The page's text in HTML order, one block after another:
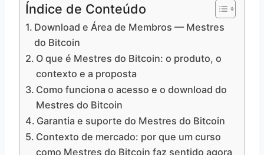
Índice de Conteúdo
Download e Área de Membros — Mestres
do Bitcoin
O que é Mestres do Bitcoin: o produto, o
contexto e a proposta
Como funciona o acesso e o download do
Mestres do Bitcoin
Garantia e suporte do Mestres do Bitcoin
Contexto de mercado: por que um curso
como Mestres do Bitcoin faz sentido agora